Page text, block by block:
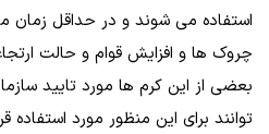
استفاده می شوند و در حداقل
چروک‌ ها و افزایش قوام و حالت
بعضی از این کرم‌ ها مورد تایید
توانند برای این منظور مورد استفاده